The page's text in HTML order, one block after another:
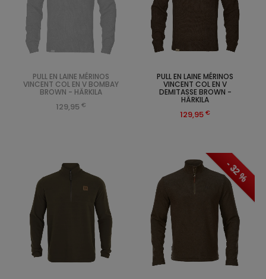
- 32 %
PULL EN LAINE MÉRINOS
VINCENT COL EN V BOMBAY
BROWN - HÄRKILA
129,95 €
PULL EN LAINE MÉRINOS
VINCENT COL EN V
DEMITASSE BROWN -
HÄRKILA
129,95 €